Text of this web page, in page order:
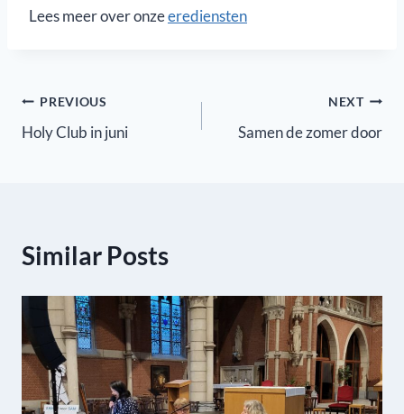
Lees meer over onzeerediensten
Berichtnavigatie
PREVIOUS
Holy Club in juni
NEXT
Samen de zomer door
Similar Posts